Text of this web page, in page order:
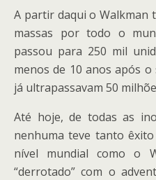
A partir daqui o Walkman
massas por todo o
passou para 250 mil
menos de 10 anos após
já ultrapassavam 50
Até hoje, de todas as
nenhuma teve tanto
nível mundial como o
“derrotado” com o